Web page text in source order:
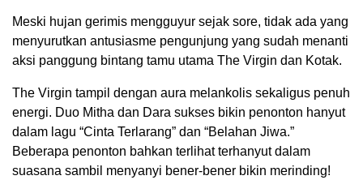
Meski hujan gerimis mengguyur sejak sore, tidak ada yang
menyurutkan antusiasme pengunjung yang sudah menanti
aksi panggung bintang tamu utama The Virgin dan Kotak.
The Virgin tampil dengan aura melankolis sekaligus penuh
energi. Duo Mitha dan Dara sukses bikin penonton hanyut
dalam lagu “Cinta Terlarang” dan “Belahan Jiwa.”
Beberapa penonton bahkan terlihat terhanyut dalam
suasana sambil menyanyi bener-bener bikin merinding!